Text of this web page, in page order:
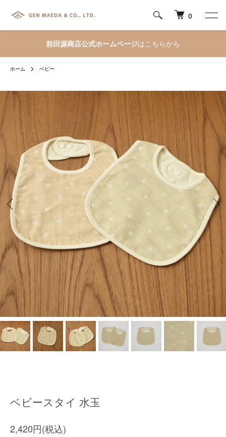
0
前田源商店公式ホームページはこちらから
ホーム ベビー
ベビースタイ 水玉
2,420円(税込)